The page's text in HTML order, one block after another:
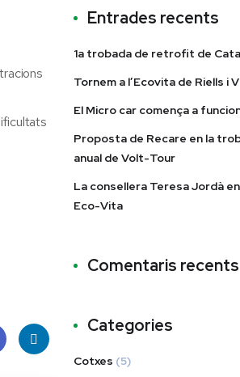
Entrades recents
1a trobada de retrofit de
Tornem a l’Ecovita de Riells i
El Micro car comença a
Proposta de Recare en la
anual de Volt-Tour
La consellera Teresa Jordà
Eco-Vita
Comentaris recents
Categories
Cotxes (5)